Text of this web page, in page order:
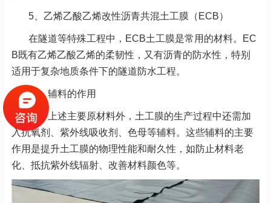
5、乙烯乙酸乙烯改性沥青共混土工膜（ECB）
在隧道等特殊工程中，ECB土工膜是常用的材料。EC
B既有乙烯乙酸乙烯的柔韧性，又有沥青的防水性，特别
适用于复杂地质条件下的隧道防水工程。
三、辅料的作用
除了上述主要原材料外，土工膜的生产过程中还需加
入抗氧剂、紫外线吸收剂、色母等辅料。这些辅料的主要
作用是提升土工膜的物理性能和耐久性，如防止材料老
化、抵抗紫外线辐射、改善材料颜色等。